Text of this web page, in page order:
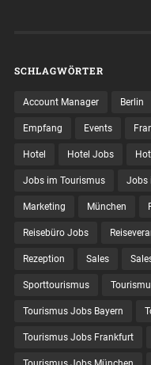
SCHLAGWÖRTER
Account Manager Berlin
Empfang Events
Hotel Hotel Jobs
Jobs im Tourismus Jobs
Marketing München
Reisebüro Jobs
Rezeption Sales
Sporttourismus
Tourismus Jobs Bayern
Tourismus Jobs Frankfurt